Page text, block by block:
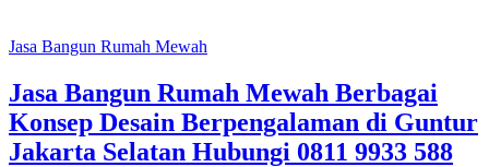
Jasa Bangun Rumah Mewah
Jasa Bangun Rumah Mewah Berbagai
Konsep Desain Berpengalaman di Guntur
Jakarta Selatan Hubungi 0811 9933 588